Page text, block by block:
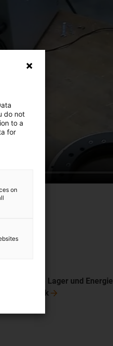
Lager und
do not
to a
for
on